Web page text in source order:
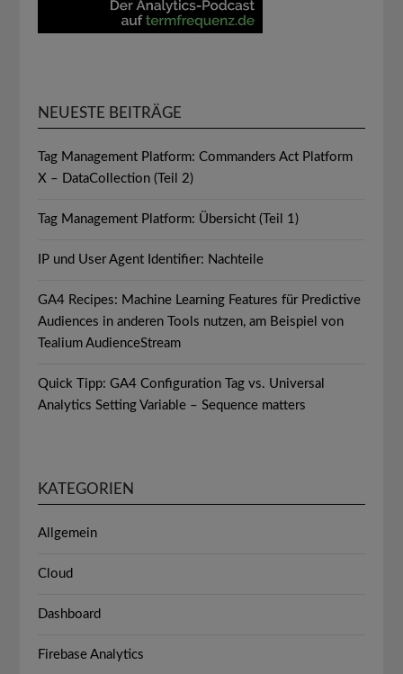
NEUESTE BEITRÄGE
Tag Management Platform: Commanders Act Platform
X – DataCollection (Teil 2)
Tag Management Platform: Übersicht (Teil 1)
IP und User Agent Identifier: Nachteile
GA4 Recipes: Machine Learning Features für Predictive
Audiences in anderen Tools nutzen, am Beispiel von
Tealium AudienceStream
Quick Tipp: GA4 Configuration Tag vs. Universal
Analytics Setting Variable – Sequence matters
KATEGORIEN
Allgemein
Cloud
Dashboard
Firebase Analytics